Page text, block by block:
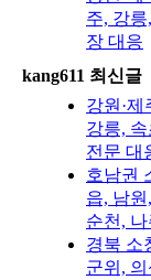
주, 강
장 대응
kang611 최신글
강원·
강릉,
전문 대
호남권
읍, 남
순천,
경북 소
군위,